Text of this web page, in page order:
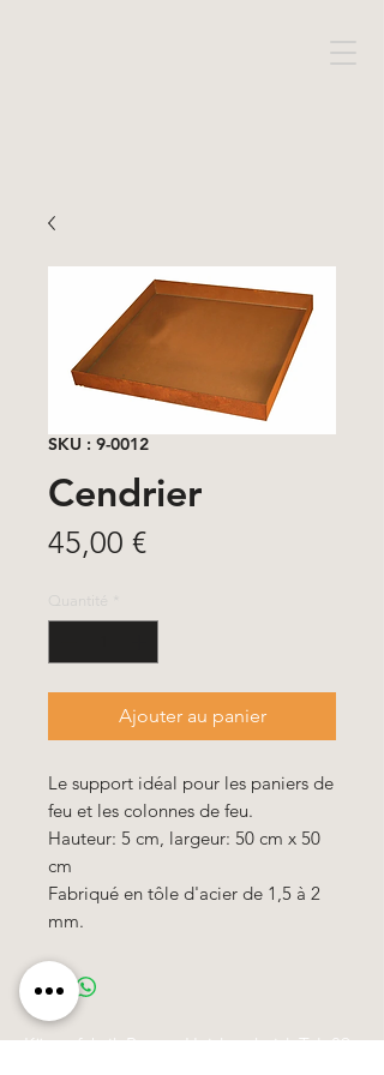
SKU : 9-0012
Cendrier
45,00 €Prix
Quantité
Ajouter au panier
Le support idéal pour les paniers de
feu et les colonnes de feu.
Hauteur: 5 cm, largeur: 50 cm x 50
cm
Fabriqué en tôle d'acier de 1,5 à 2
mm.
Käerzefabrik Peters, Heiderscheid, Tel.89